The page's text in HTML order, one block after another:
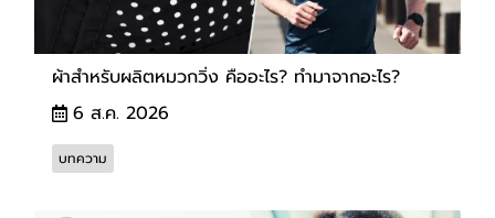
ผ้าสำหรับผลิตหมวกวิ่ง คืออะไร? ทำมาจากอะไร?
6 ส.ค. 2026
บทความ